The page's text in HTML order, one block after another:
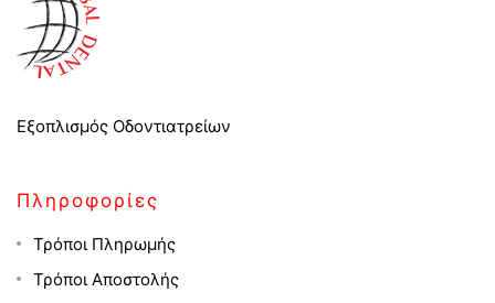
Εξοπλισμός Οδοντιατρείων
Πληροφορίες
Τρόποι Πληρωμής
Τρόποι Αποστολής